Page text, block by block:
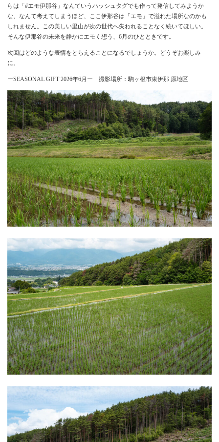
らは「#エモ伊那谷」なんていうハッシュタグでも作って発信してみようか
な、なんて考えてしまうほど、ここ伊那谷は「エモ」で溢れた場所なのかも
しれません。この美しい里山が次の世代へ失われることなく続いてほしい。
そんな伊那谷の未来を静かにエモく想う、6月のひとときです。
次回はどのような表情をとらえることになるでしょうか。どうぞお楽しみ
に。
ーSEASONAL GIFT 2026年6月ー 撮影場所：駒ヶ根市東伊那 原地区